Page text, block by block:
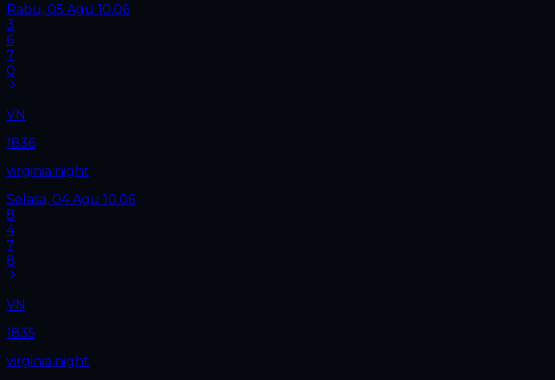
Rabu, 05 Agu 10.06
3
6
7
0
VN
1836
virginia night
Selasa, 04 Agu 10.06
8
4
7
8
VN
1835
virginia night